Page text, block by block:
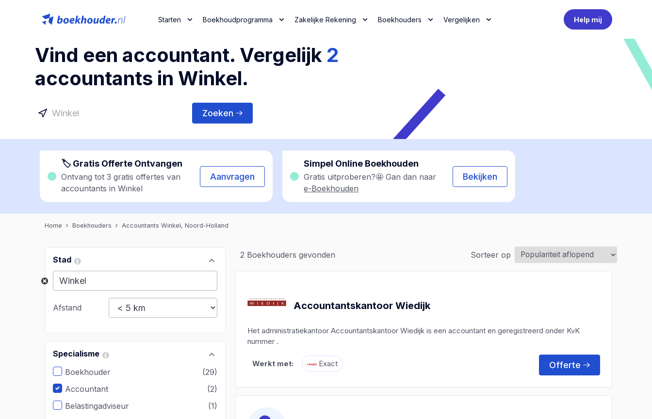
Starten Boekhoudprogramma Zakelijke Rekening Boekhouders Vergelijken Help mij
Vind een accountant. Vergelijk 2
accountants in Winkel.
Zoeken
🏷 Gratis Offerte Ontvangen
Ontvang tot 3 gratis offertes van
accountants in Winkel
Aanvragen
Simpel Online Boekhouden
Gratis uitproberen?🤩 Gan dan naar
e-Boekhouden
Bekijken
Home Boekhouders Accountants Winkel, Noord-Holland
Stad
Afstand
Specialisme
Boekhouder
(29)
Accountant
(2)
Belastingadviseur
(1)
2 Boekhouders gevonden Sorteer op
Accountantskantoor Wiedijk
Het administratiekantoor Accountantskantoor Wiedijk is een accountant en geregistreerd onder KvK
nummer .
Werkt met: Exact Offerte